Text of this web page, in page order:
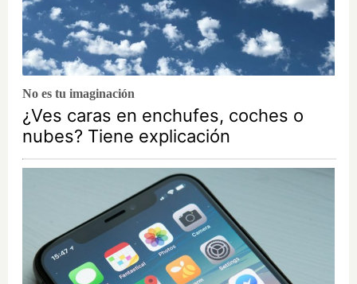
No es tu imaginación
¿Ves caras en enchufes, coches o
nubes? Tiene explicación